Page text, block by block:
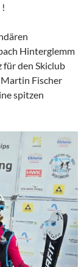
Hinterglemm
für den Skiclub
Martin Fischer
spitzen